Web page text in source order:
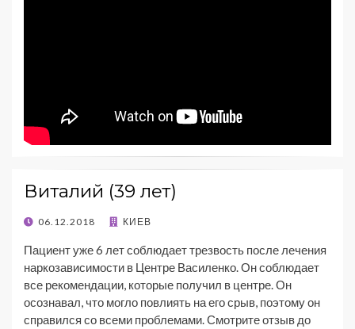
Виталий (39 лет)
06.12.2018 КИЕВ
Пациент уже 6 лет соблюдает трезвость после лечения
наркозависимости в Центре Василенко. Он соблюдает
все рекомендации, которые получил в центре. Он
осознавал, что могло повлиять на его срыв, поэтому он
справился со всеми проблемами. Смотрите отзыв до